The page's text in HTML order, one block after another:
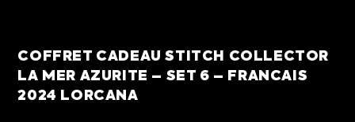
COFFRET CADEAU STITCH COLLECTOR
LA MER AZURITE – SET 6 – FRANCAIS
2024 LORCANA